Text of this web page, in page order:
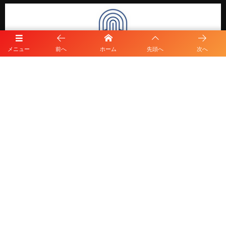
メニュー 前へ ホーム 先頭へ 次へ